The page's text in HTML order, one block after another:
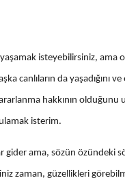
isteyebilirsiniz, ama
canlıların da yaşadığını
hakkının olduğunu
isterim.
gider ama, sözün özündeki
zaman, güzellikleri